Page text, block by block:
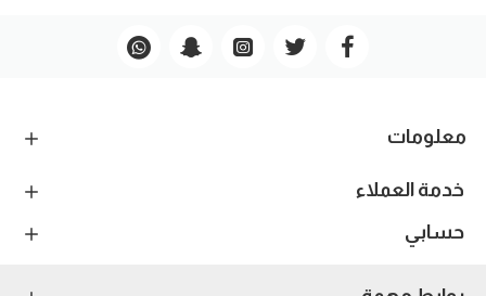
معلومات
خدمة العملاء
حسابي